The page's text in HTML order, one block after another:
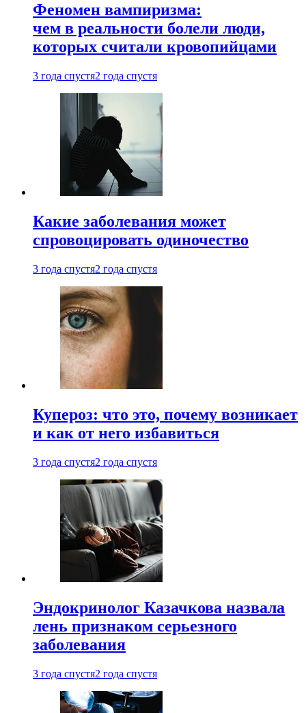
Феномен вампиризма:
чем в реальности болели люди,
которых считали кровопийцами
3 года спустя2 года спустя
Какие заболевания может
спровоцировать одиночество
3 года спустя2 года спустя
Купероз: что это, почему возникает
и как от него избавиться
3 года спустя2 года спустя
Эндокринолог Казачкова назвала
лень признаком серьезного
заболевания
3 года спустя2 года спустя